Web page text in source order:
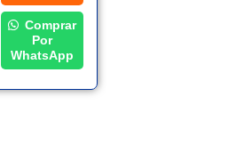
Comprar
Por
WhatsApp